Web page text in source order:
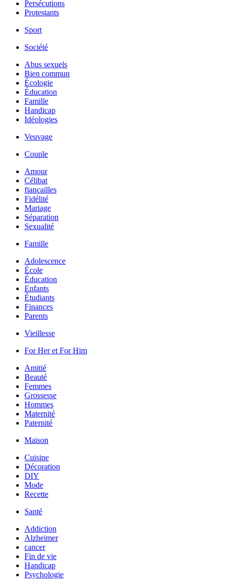
Persécutions
Protestants
Sport
Société
Abus sexuels
Bien commun
Écologie
Éducation
Famille
Handicap
Idéologies
Veuvage
Couple
Amour
Célibat
fiancailles
Fidélité
Mariage
Séparation
Sexualité
Famille
Adolescence
École
Éducation
Enfants
Étudiants
Finances
Parents
Vieillesse
For Her et For Him
Amitié
Beauté
Femmes
Grossesse
Hommes
Maternité
Paternité
Maison
Cuisine
Décoration
DIY
Mode
Recette
Santé
Addiction
Alzheimer
cancer
Fin de vie
Handicap
Psychologie